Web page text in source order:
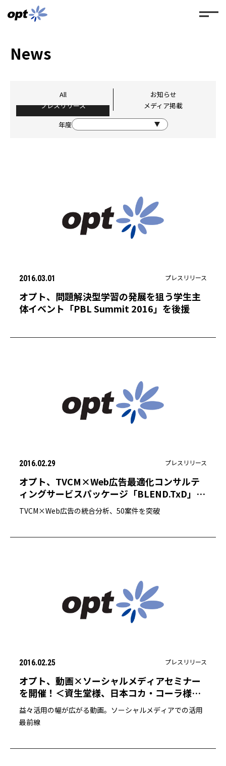
News
All
お知らせ
プレスリリース
メディア掲載
年度
2016.03.01 プレスリリース
オプト、問題解決型学習の発展を狙う学生主
体イベント「PBL Summit 2016」を後援
2016.02.29 プレスリリース
オプト、TVCM×Web広告最適化コンサルテ
ィングサービスパッケージ「BLEND.TxD」提
供開始
TVCM×Web広告の統合分析、50案件を突破
2016.02.25 プレスリリース
オプト、動画×ソーシャルメディアセミナー
を開催！＜資生堂様、日本コカ・コーラ様ご
登壇＞
益々活用の幅が広がる動画。ソーシャルメディアでの活用
最前線